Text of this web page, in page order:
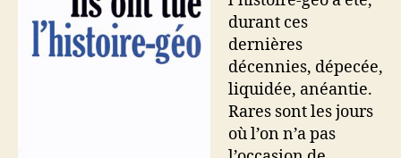
durant ces
dernières
décennies, dépecée,
liquidée, anéantie.
Rares sont les jours
où l’on n’a pas